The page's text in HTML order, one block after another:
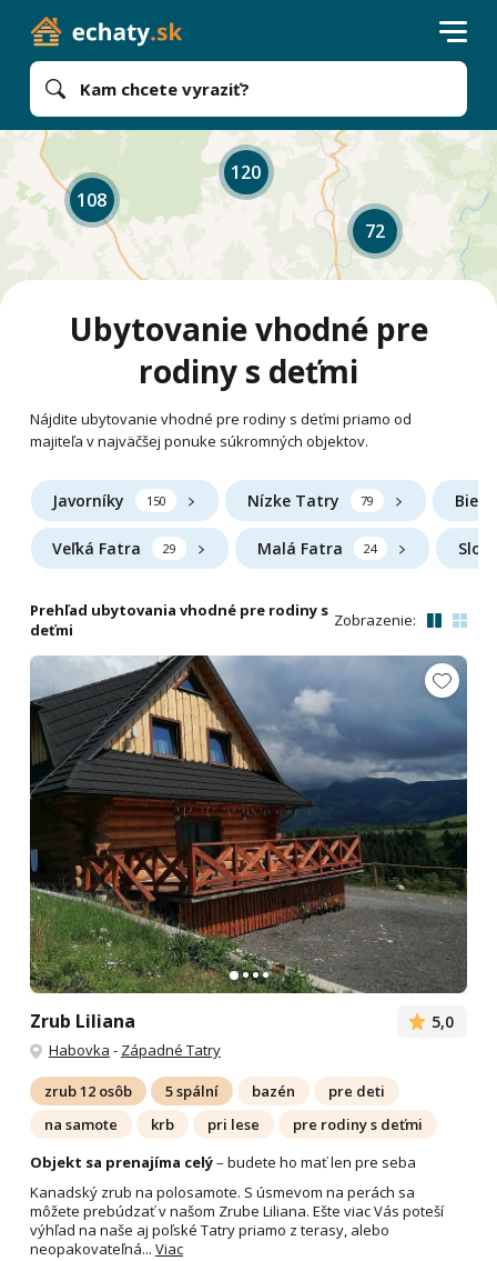
Kam chcete vyraziť?
108
120
72
Ubytovanie vhodné pre
rodiny s deťmi
Nájdite ubytovanie vhodné pre rodiny s deťmi priamo od
majiteľa v najväčšej ponuke súkromných objektov.
Javorníky 150 Nízke Tatry 79
Veľká Fatra 29 Malá Fatra 24
Prehľad ubytovania vhodné pre rodiny s
deťmi
Zobrazenie:
Zrub Liliana 5,0
Habovka - Západné Tatry
zrub 12 osôb 5 spální bazén
pre deti
na samote
krb pri lese
pre rodiny s deťmi
Objekt sa prenajíma celý– budete ho mať len pre seba
Kanadský zrub na polosamote. S úsmevom na perách sa
môžete prebúdzať v našom Zrube Liliana. Ešte viac Vás poteší
výhľad na naše aj poľské Tatry priamo z terasy, alebo
neopakovateľná... Viac